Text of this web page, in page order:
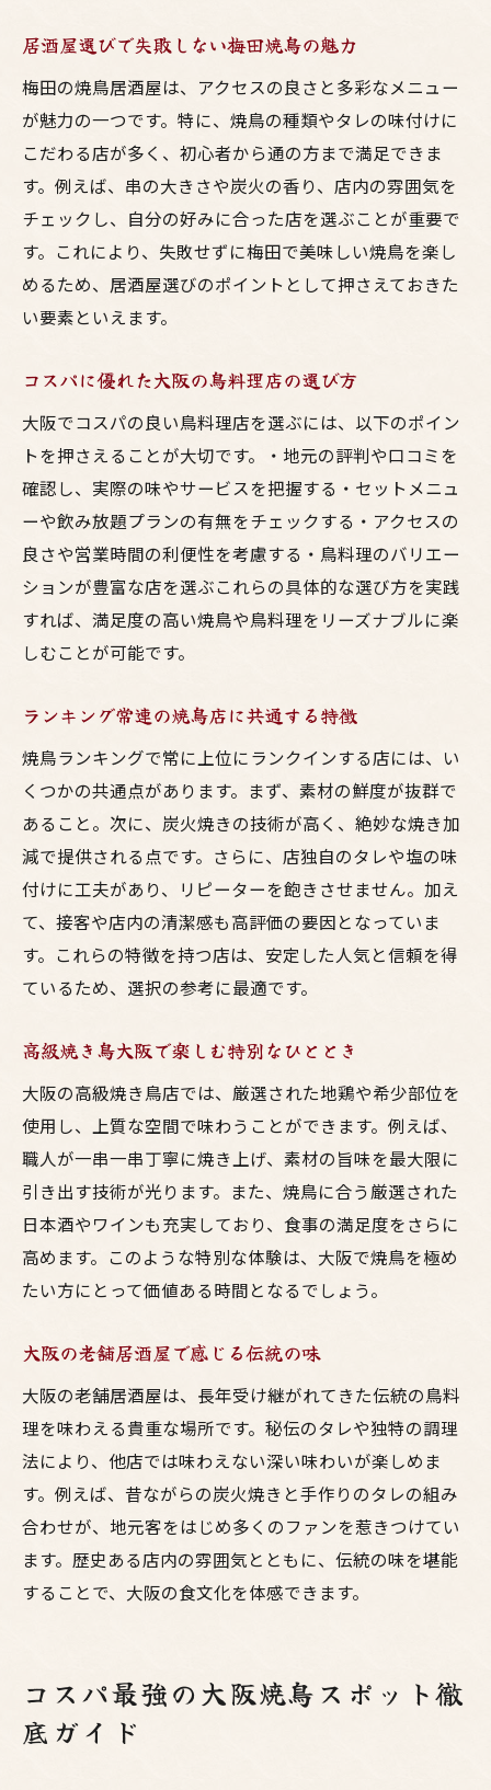
居酒屋選びで失敗しない梅田焼鳥の魅力
梅田の焼鳥居酒屋は、アクセスの良さと多彩なメニュー
が魅力の一つです。特に、焼鳥の種類やタレの味付けに
こだわる店が多く、初心者から通の方まで満足できま
す。例えば、串の大きさや炭火の香り、店内の雰囲気を
チェックし、自分の好みに合った店を選ぶことが重要で
す。これにより、失敗せずに梅田で美味しい焼鳥を楽し
めるため、居酒屋選びのポイントとして押さえておきた
い要素といえます。
コスパに優れた大阪の鳥料理店の選び方
大阪でコスパの良い鳥料理店を選ぶには、以下のポイン
トを押さえることが大切です。・地元の評判や口コミを
確認し、実際の味やサービスを把握する・セットメニュ
ーや飲み放題プランの有無をチェックする・アクセスの
良さや営業時間の利便性を考慮する・鳥料理のバリエー
ションが豊富な店を選ぶこれらの具体的な選び方を実践
すれば、満足度の高い焼鳥や鳥料理をリーズナブルに楽
しむことが可能です。
ランキング常連の焼鳥店に共通する特徴
焼鳥ランキングで常に上位にランクインする店には、い
くつかの共通点があります。まず、素材の鮮度が抜群で
あること。次に、炭火焼きの技術が高く、絶妙な焼き加
減で提供される点です。さらに、店独自のタレや塩の味
付けに工夫があり、リピーターを飽きさせません。加え
て、接客や店内の清潔感も高評価の要因となっていま
す。これらの特徴を持つ店は、安定した人気と信頼を得
ているため、選択の参考に最適です。
高級焼き鳥大阪で楽しむ特別なひととき
大阪の高級焼き鳥店では、厳選された地鶏や希少部位を
使用し、上質な空間で味わうことができます。例えば、
職人が一串一串丁寧に焼き上げ、素材の旨味を最大限に
引き出す技術が光ります。また、焼鳥に合う厳選された
日本酒やワインも充実しており、食事の満足度をさらに
高めます。このような特別な体験は、大阪で焼鳥を極め
たい方にとって価値ある時間となるでしょう。
大阪の老舗居酒屋で感じる伝統の味
大阪の老舗居酒屋は、長年受け継がれてきた伝統の鳥料
理を味わえる貴重な場所です。秘伝のタレや独特の調理
法により、他店では味わえない深い味わいが楽しめま
す。例えば、昔ながらの炭火焼きと手作りのタレの組み
合わせが、地元客をはじめ多くのファンを惹きつけてい
ます。歴史ある店内の雰囲気とともに、伝統の味を堪能
することで、大阪の食文化を体感できます。
コスパ最強の大阪焼鳥スポット徹
底ガイド